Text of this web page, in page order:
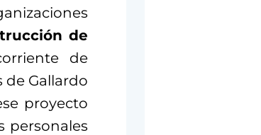
de
de
de Gallardo
proyecto
personales